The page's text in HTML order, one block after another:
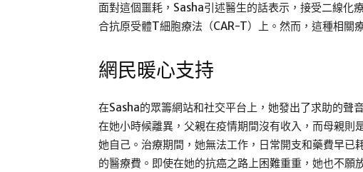
面對這個噩耗，Sasha引述醫生的話表示，接受二線化
合抗原受體T細胞療法（CAR-T）上。然而，這種相關
網民暖心支持
在Sasha的眾籌網站和社交平台上，她發出了求助的聲
在她小時候離異，父親在疫情期間沒有收入，而母親則
她自己。治療期間，她無法工作，日常開支和藥費早已
的醫療費。即使在她的抗癌之路上困難重重，她也不